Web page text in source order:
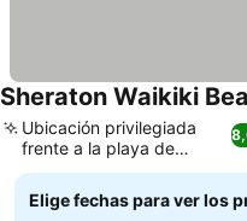
Sheraton Waikiki
Ubicación privilegiada
frente a la playa de
Waikiki
Elige fechas para ver los